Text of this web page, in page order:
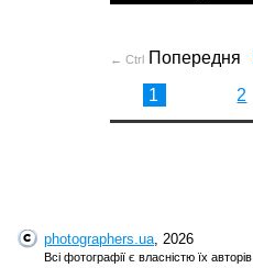
← Ctrl Попередня
1 2
photographers.ua, 2026
Всі фотографії є власністю їх авторів.